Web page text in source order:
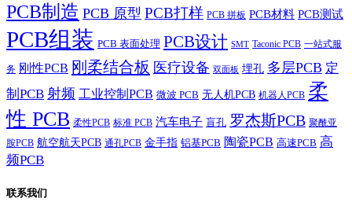
PCB制造 PCB 原型 PCB打样 PCB 拼板 PCB材料 PCB测试
PCB组装 PCB 表面处理 PCB设计 SMT Taconic PCB 一站式服
务 刚性PCB 刚柔结合板 医疗设备 双面板 埋孔 多层PCB 定
制PCB 射频 工业控制PCB 微波 PCB 无人机PCB 机器人PCB 柔
性 PCB 柔性PCB 标准 PCB 汽车电子 盲孔 罗杰斯PCB 聚酰亚
胺PCB 航空航天PCB 通孔PCB 金手指 铝基PCB 陶瓷PCB 高速PCB 高
频PCB
联系我们